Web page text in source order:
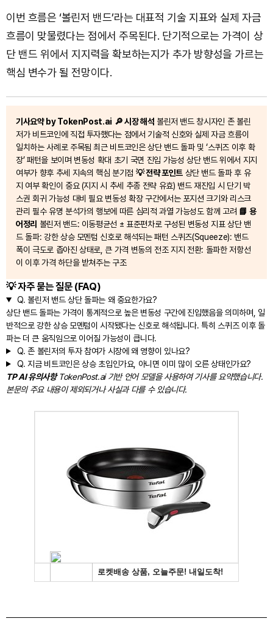
이번 흐름은 ‘볼린저 밴드’라는 대표적 기술 지표와 실제 자금
흐름이 맞물렸다는 점에서 주목된다. 단기적으로는 가격이 상
단 밴드 위에서 지지력을 확보하는지가 추가 방향성을 가르는
핵심 변수가 될 전망이다.
기사요약 by TokenPost.ai 🔎 시장 해석 볼린저 밴드 창시자인 존 볼린
저가 비트코인에 직접 투자했다는 점에서 기술적 신호와 실제 자금 흐름이
일치하는 사례로 주목됨 최근 비트코인은 상단 밴드 돌파 및 ‘스퀴즈 이후 확
장’ 패턴을 보이며 변동성 확대 초기 국면 진입 가능성 상단 밴드 위에서 지지
여부가 향후 추세 지속의 핵심 분기점 💡 전략 포인트상단 밴드 돌파 후 유
지 여부 확인이 중요 (지지 시 추세 추종 전략 유효) 밴드 재진입 시 단기 박
스권 회귀 가능성 대비 필요 변동성 확장 구간에서는 포지션 크기와 리스크
관리 필수 유명 분석가의 행보에 따른 심리적 과열 가능성도 함께 고려 📘 용
어정리 볼린저 밴드: 이동평균선 ± 표준편차로 구성된 변동성 지표 상단 밴
드 돌파: 강한 상승 모멘텀 신호로 해석되는 패턴 스퀴즈(Squeeze): 밴드
폭이 극도로 좁아진 상태로, 큰 가격 변동의 전조 지지 전환: 돌파한 저항선
이 이후 가격 하단을 받쳐주는 구조
💡 자주 묻는 질문 (FAQ)
Q. 볼린저 밴드 상단 돌파는 왜 중요한가요?
상단 밴드 돌파는 가격이 통계적으로 높은 변동성 구간에 진입했음을 의미하며, 일
반적으로 강한 상승 모멘텀이 시작됐다는 신호로 해석됩니다. 특히 스퀴즈 이후 돌
파는 더 큰 움직임으로 이어질 가능성이 큽니다.
Q. 존 볼린저의 투자 참여가 시장에 왜 영향이 있나요?
Q. 지금 비트코인은 상승 초입인가요, 아니면 이미 많이 오른 상태인가요?
TP AI 유의사항TokenPost.ai 기반 언어 모델을 사용하여 기사를 요약했습니다.
본문의 주요 내용이 제외되거나 사실과 다를 수 있습니다.